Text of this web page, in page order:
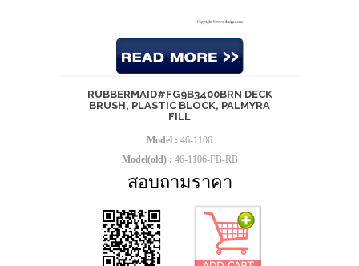
RUBBERMAID#FG9B3400BRN DECK
BRUSH, PLASTIC BLOCK, PALMYRA
FILL
Model : 46-1106
Model(old) : 46-1106-FB-RB
สอบถามราคา